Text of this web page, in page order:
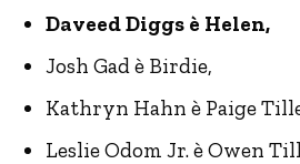
Daveed Diggs è Helen,
Josh Gad è Birdie,
Kathryn Hahn è Paige
Leslie Odom Jr. è Owen